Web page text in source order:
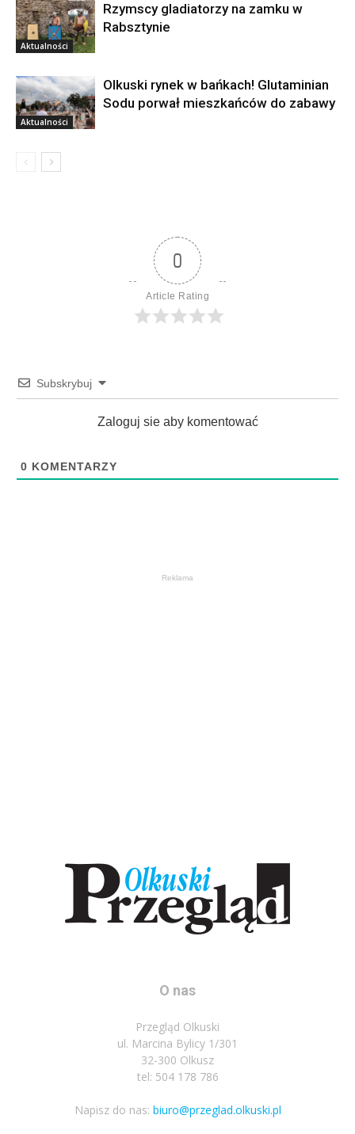
Aktualności
Rzymscy gladiatorzy na zamku w
Rabsztynie
Aktualności
Olkuski rynek w bańkach! Glutaminian
Sodu porwał mieszkańców do zabawy
0
Article Rating
Subskrybuj
Zaloguj sie aby komentować
0 KOMENTARZY
Reklama
O nas
Przegląd Olkuski
ul. Marcina Bylicy 1/301
32-300 Olkusz
tel: 504 178 786
Napisz do nas: biuro@przeglad.olkuski.pl